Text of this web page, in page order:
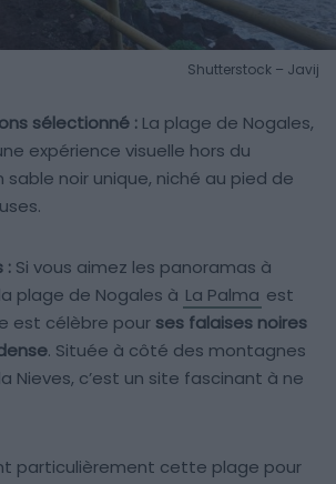
Shutterstock – Javij
sélectionné : La plage de Nogales,
expérience visuelle hors du
noir unique, niché au pied de
: Si vous aimez les panoramas à
plage de Nogales à La Palma est
est célèbre pour ses falaises noires
. Située à côté des montagnes
Nieves, c’est un site fascinant à ne
particulièrement cette plage pour